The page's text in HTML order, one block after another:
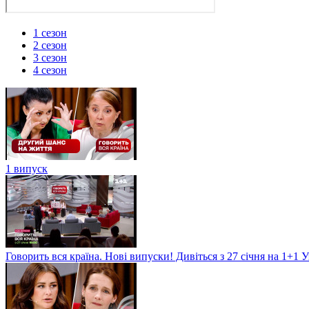
1 сезон
2 сезон
3 сезон
4 сезон
1 випуск
Говорить вся країна. Нові випуски! Дивіться з 27 січня на 1+1